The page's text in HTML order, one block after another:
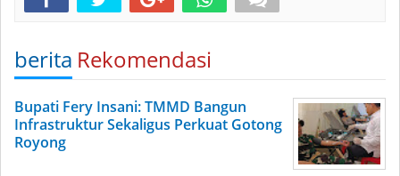
berita Rekomendasi
Bupati Fery Insani: TMMD Bangun
Infrastruktur Sekaligus Perkuat Gotong
Royong